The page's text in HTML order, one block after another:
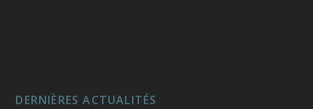
DERNIÈRES ACTUALITÉS